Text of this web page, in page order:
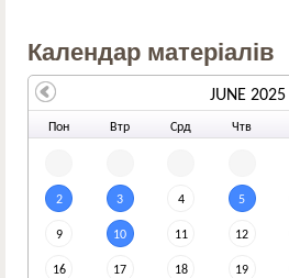
Календар матеріалів
Пон Втр Срд Чтв
2 3 4 5
9 10 11 12
16 17 18 19
JUNE 2025